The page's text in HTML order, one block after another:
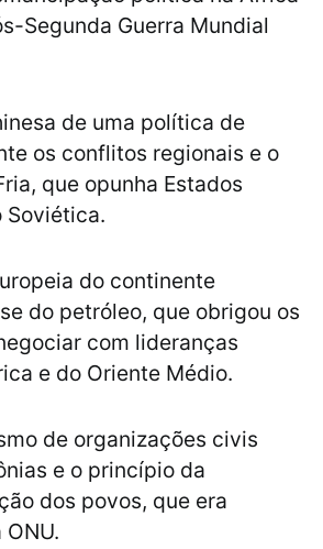
Segunda Guerra Mundial
de uma política de
os conflitos regionais e o
que opunha Estados
Soviética.
do continente
do petróleo, que obrigou os
com lideranças
e do Oriente Médio.
de organizações civis
e o princípio da
dos povos, que era